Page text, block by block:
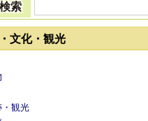
索
文化・観光
・観光